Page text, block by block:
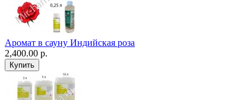
Аромат в сауну Индийская роза
2,400.00 р.